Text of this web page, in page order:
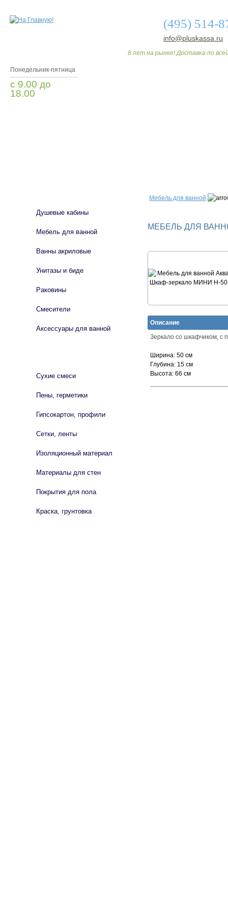
(495) 514-
info@pluskassa.ru
8 лет на рынке! Доставка по
Понедельник-пятница
с 9.00 до
18.00
Мебель для ванной
МЕБЕЛЬ ДЛЯ
Описание
Зеркало со шкафчиком, с
Ширина: 50 см
Глубина: 15 см
Высота: 66 см
Душевые кабины
Мебель для ванной
Ванны акриловые
Унитазы и биде
Раковины
Смесители
Аксессуары для ванной
Сухие смеси
Пены, герметики
Гипсокартон, профили
Сетки, ленты
Изоляционный материал
Материалы для стен
Покрытия для пола
Краска, грунтовка